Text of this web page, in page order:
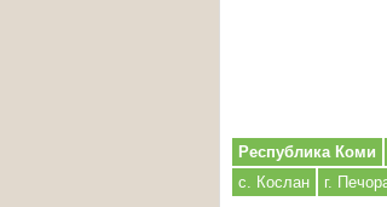
Республика Коми
с. Кослан
г.